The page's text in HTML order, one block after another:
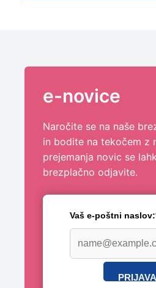
e-novice
Naročite se na naše
in bodite na tekočem z
prejemanja novic se
brezplačno odjavite.
Vaš e-poštni
PRIJAVA